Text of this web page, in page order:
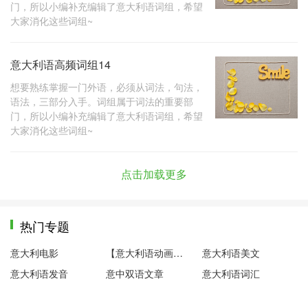
门，所以小编补充编辑了意大利语词组，希望
大家消化这些词组~
意大利语高频词组14
想要熟练掌握一门外语，必须从词法，句法，
语法，三部分入手。词组属于词法的重要部
门，所以小编补充编辑了意大利语词组，希望
大家消化这些词组~
点击加载更多
热门专题
意大利电影 【意大利语动画片】粉红小猪
意大利语美文
意大利语发音
意中双语文章
意大利语词汇